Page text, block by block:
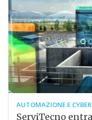
AUTOMAZIONE E
ServiTecno